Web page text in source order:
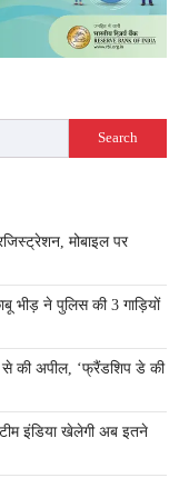
Search
मोबाइल पर
भीड़ ने पुलिस की 3 गाड़ियों
से की अपील, ‘फ्रैंडशिप डे की
इंडिया खेलेगी अब इतने